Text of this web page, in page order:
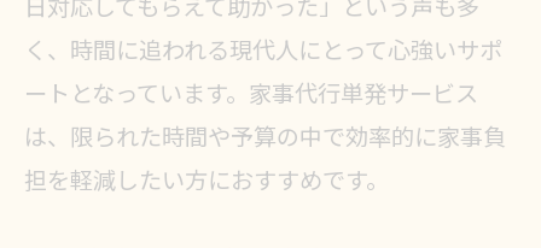
日対応してもらえて助かった」という声も多
く、時間に追われる現代人にとって心強いサポ
ートとなっています。家事代行単発サービス
は、限られた時間や予算の中で効率的に家事負
担を軽減したい方におすすめです。